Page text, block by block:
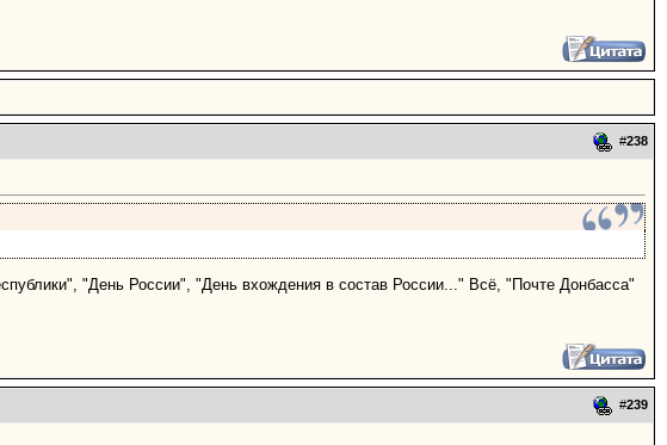
#238
"День России", "День вхождения в состав России..." Всё, "Почте Донбасса"
#239